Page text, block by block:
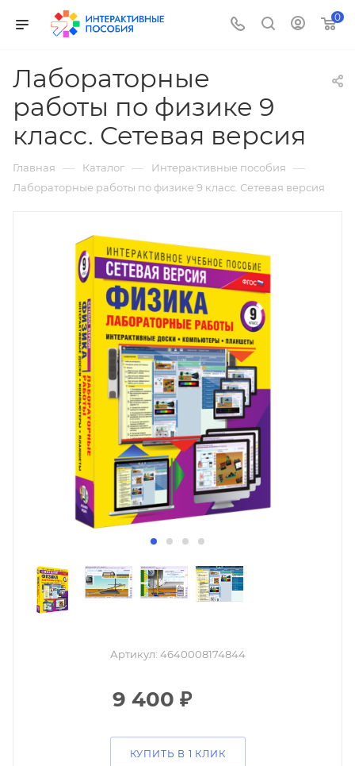
0
Лабораторные
работы по физике 9
класс. Сетевая версия
Главная — Каталог — Интерактивные пособия —
Лабораторные работы по физике 9 класс. Сетевая версия
Артикул: 4640008174844
9 400 ₽
КУПИТЬ В 1 КЛИК